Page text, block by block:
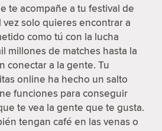
te acompañe a tu festival de
vez solo quieres encontrar a
como tú con la lucha
millones de matches hasta la
conectar a la gente. Tu
online ha hecho un salto
funciones para conseguir
te vea la gente que te gusta.
tengan café en las venas o